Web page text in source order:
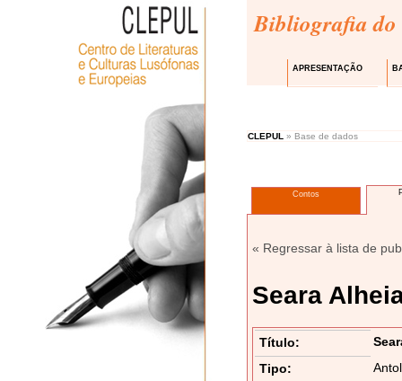
Bibliografia do
APRESENTAÇÃO
CLEPUL » Base de dados
Contos
« Regressar à lista de
Seara
Título:
Tipo: